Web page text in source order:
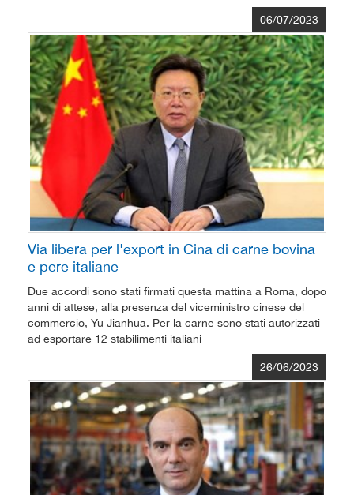
06/07/2023
Via libera per l'export in Cina di carne bovina
e pere italiane
Due accordi sono stati firmati questa mattina a Roma, dopo
anni di attese, alla presenza del viceministro cinese del
commercio, Yu Jianhua. Per la carne sono stati autorizzati
ad esportare 12 stabilimenti italiani
26/06/2023